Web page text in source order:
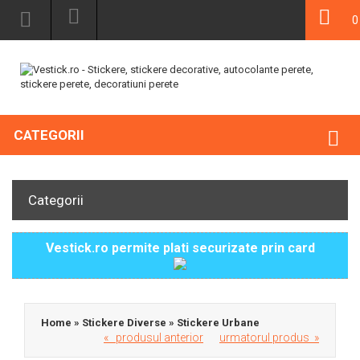
0
CATEGORII
Categorii
Vestick.ro permite plati securizate prin card
Home » Stickere Diverse » Stickere Urbane
« produsul anterior urmatorul produs »